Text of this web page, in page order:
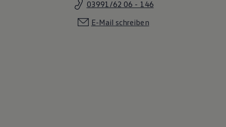
03991/62 06 - 146
E-Mail schreiben